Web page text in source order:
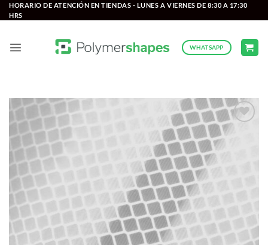
Saltar
al
HORARIO DE ATENCIÓN EN TIENDAS - LUNES A VIERNES DE 8:30 A 17:30
HRS
WHATSAPP